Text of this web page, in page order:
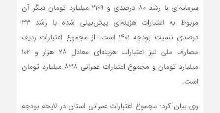
سرمایه‌ای با رشد ۸۰ درصدی و ۲۱۰۹ میلیارد تومان دیگر آن
مربوط به اعتبارات هزینه‌ای پیش‌بینی‌ شده با رشد ۳۳
درصدی نسبت بودجه ۱۴۰۱ است. از مجموع اعتبارات ردیف
مصارف ملی نیز اعتبارات هزینه‌ای معادل ۲۸ هزار و ۱۰۲
میلیارد تومان و مجموع اعتبارات عمرانی ۸۳۸ میلیارد تومان
است.
وی بیان کرد: مجموع اعتبارات عمرانی استان در لایحه بودجه